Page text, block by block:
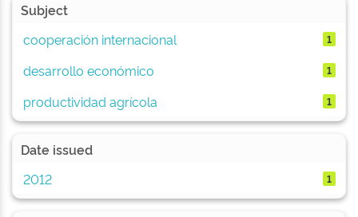
Subject
cooperación internacional
1
desarrollo económico 1
productividad agrícola 1
Date issued
2012
1